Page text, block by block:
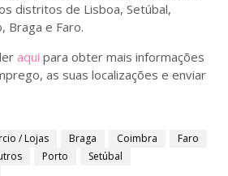
distritos de Lisboa, Setúbal,
Braga e Faro.
aqui para obter mais informações
as suas localizações e enviar
/ Lojas Braga Coimbra
Faro
Porto
Setúbal